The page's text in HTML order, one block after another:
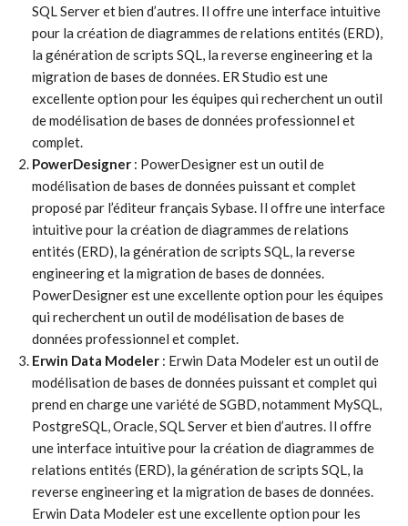
SQL Server et bien d’autres. Il offre une interface intuitive
pour la création de diagrammes de relations entités (ERD),
la génération de scripts SQL, la reverse engineering et la
migration de bases de données. ER Studio est une
excellente option pour les équipes qui recherchent un outil
de modélisation de bases de données professionnel et
complet.
PowerDesigner : PowerDesigner est un outil de
modélisation de bases de données puissant et complet
proposé par l’éditeur français Sybase. Il offre une interface
intuitive pour la création de diagrammes de relations
entités (ERD), la génération de scripts SQL, la reverse
engineering et la migration de bases de données.
PowerDesigner est une excellente option pour les équipes
qui recherchent un outil de modélisation de bases de
données professionnel et complet.
Erwin Data Modeler : Erwin Data Modeler est un outil de
modélisation de bases de données puissant et complet qui
prend en charge une variété de SGBD, notamment MySQL,
PostgreSQL, Oracle, SQL Server et bien d’autres. Il offre
une interface intuitive pour la création de diagrammes de
relations entités (ERD), la génération de scripts SQL, la
reverse engineering et la migration de bases de données.
Erwin Data Modeler est une excellente option pour les